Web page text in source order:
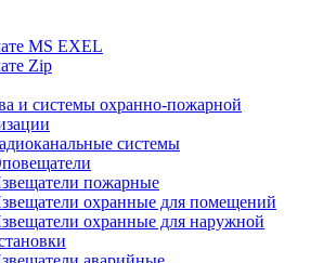
MS EXEL
Zip
и системы охранно-пожарной
системы
пожарные
охранные для помещений
охранные для наружной